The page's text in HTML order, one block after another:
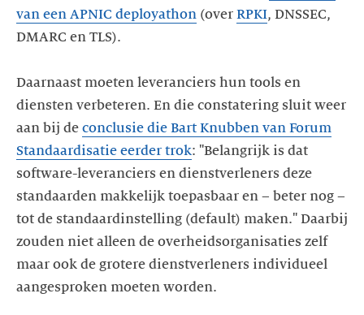
van een APNIC deployathon (over RPKI, DNSSEC,
DMARC en TLS).
Daarnaast moeten leveranciers hun tools en
diensten verbeteren. En die constatering sluit weer
aan bij de conclusie die Bart Knubben van Forum
Standaardisatie eerder trok: "Belangrijk is dat
software-leveranciers en dienstverleners deze
standaarden makkelijk toepasbaar en – beter nog –
tot de standaardinstelling (default) maken." Daarbij
zouden niet alleen de overheidsorganisaties zelf
maar ook de grotere dienstverleners individueel